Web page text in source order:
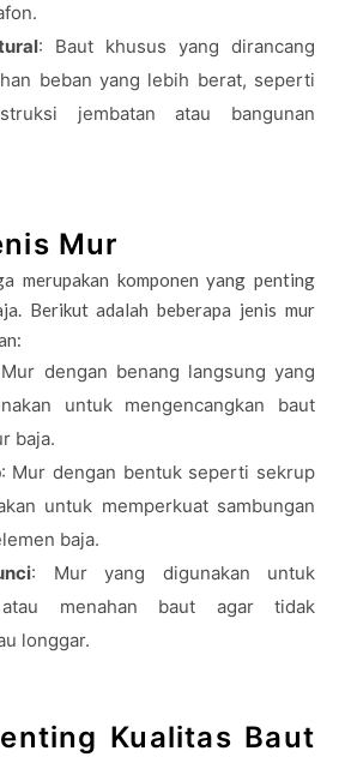
: Baut khusus yang dirancang
beban yang lebih berat, seperti
jembatan atau bangunan
Mur
merupakan komponen yang penting
Berikut adalah beberapa jenis mur
dengan benang langsung yang
untuk mengencangkan baut
baja.
: Mur dengan bentuk seperti sekrup
untuk memperkuat sambungan
baja.
: Mur yang digunakan untuk
atau menahan baut agar tidak
longgar.
Kualitas Baut